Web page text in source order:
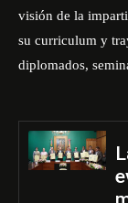
visión de la
su curriculum y
diplomados,